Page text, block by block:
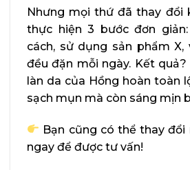
Nhưng mọi thứ đã thay đổi
thực hiện 3 bước đơn
cách, sử dụng sản phẩm
đều đặn mỗi ngày. Kết quả?
làn da của Hồng hoàn toàn
sạch mụn mà còn sáng mịn
Bạn cũng có thể thay đổi
ngay để được tư vấn!